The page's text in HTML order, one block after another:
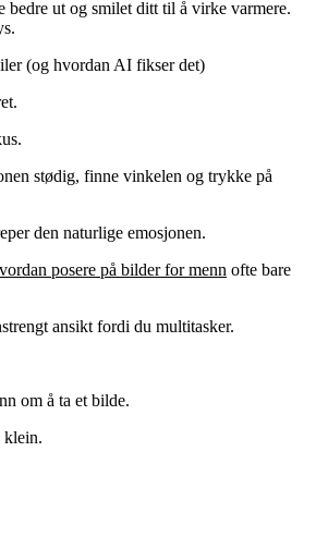
bedre ut og smilet ditt til å virke varmere.
(og hvordan AI fikser det)
stødig, finne vinkelen og trykke på
den naturlige emosjonen.
posere på bilder for menn ofte bare
ansikt fordi du multitasker.
om å ta et bilde.
klein.